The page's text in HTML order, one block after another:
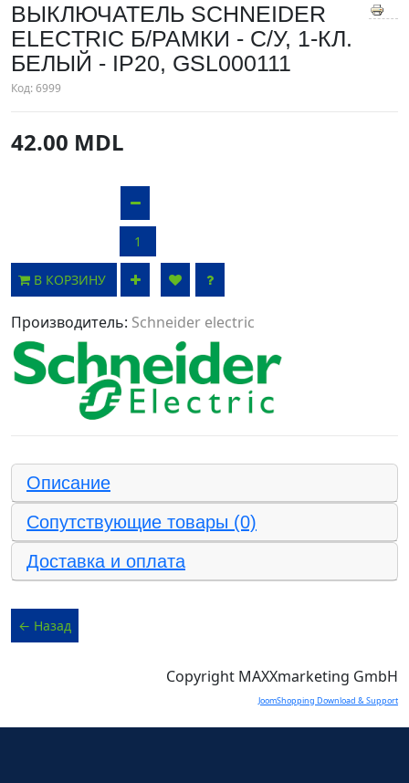
ВЫКЛЮЧАТЕЛЬ SCHNEIDER
ELECTRIC Б/РАМКИ - С/У, 1-КЛ.
БЕЛЫЙ - IP20, GSL000111
Код:6999
42.00 MDL
В КОРЗИНУ
Производитель: Schneider electric
Описание
Сопутствующие товары (0)
Доставка и оплата
Copyright MAXXmarketing GmbH
JoomShopping Download & Support